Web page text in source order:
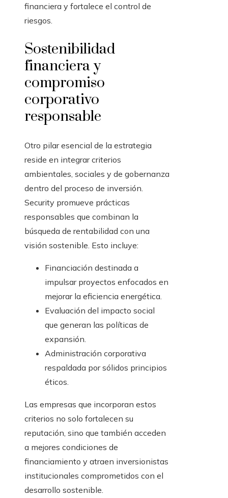
financiera y fortalece el control de
riesgos.
Sostenibilidad
financiera y
compromiso
corporativo
responsable
Otro pilar esencial de la estrategia
reside en integrar criterios
ambientales, sociales y de gobernanza
dentro del proceso de inversión.
Security promueve prácticas
responsables que combinan la
búsqueda de rentabilidad con una
visión sostenible. Esto incluye:
Financiación destinada a
impulsar proyectos enfocados en
mejorar la eficiencia energética.
Evaluación del impacto social
que generan las políticas de
expansión.
Administración corporativa
respaldada por sólidos principios
éticos.
Las empresas que incorporan estos
criterios no solo fortalecen su
reputación, sino que también acceden
a mejores condiciones de
financiamiento y atraen inversionistas
institucionales comprometidos con el
desarrollo sostenible.